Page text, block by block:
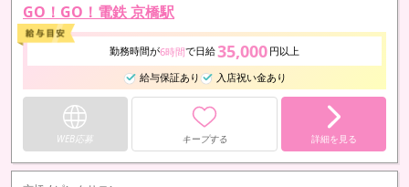
GO！GO！電鉄 京橋駅
勤務時間が6時間で日給35,000 円以上
給与保証あり
入店祝い金あり
WEB応募 キープする 詳細を見る